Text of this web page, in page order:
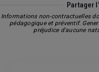
Partager
Informations non-contractuelles
pédagogique et préventif.
préjudice d'aucune